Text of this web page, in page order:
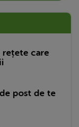
rețete care
post de te